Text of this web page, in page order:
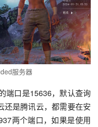
服务器
端口是15636，默认查询
还是腾讯云，都需要在安
两个端口，如果是使用